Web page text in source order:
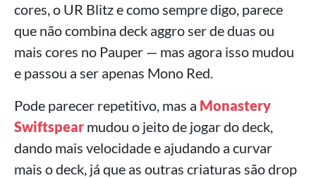
cores, o UR Blitz e como sempre digo, parece
que não combina deck aggro ser de duas ou
mais cores no Pauper — mas agora isso mudou
e passou a ser apenas Mono Red.
Pode parecer repetitivo, mas a Monastery
Swiftspear mudou o jeito de jogar do deck,
dando mais velocidade e ajudando a curvar
mais o deck, já que as outras criaturas são drop